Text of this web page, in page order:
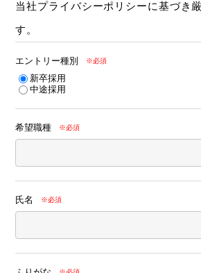
当社プライバシーポリシーに基づき
す。
エントリー種別 ※必須
新卒採用
中途採用
希望職種 ※必須
氏名 ※必須